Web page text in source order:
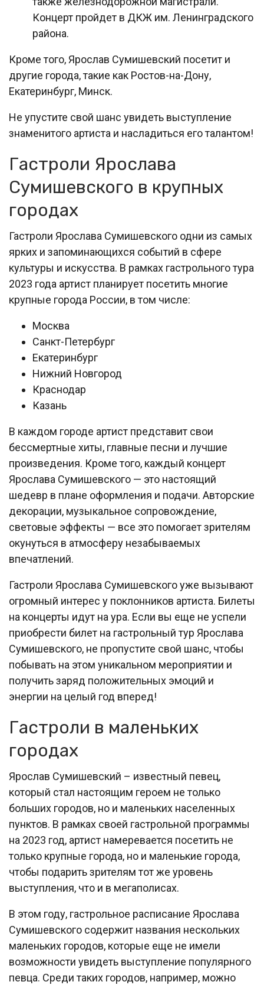
Концерт пройдет в ДКЖ им. Ленинградского
района.
Кроме того, Ярослав Сумишевский посетит и
другие города, такие как Ростов-на-Дону,
Екатеринбург, Минск.
Не упустите свой шанс увидеть выступление
знаменитого артиста и насладиться его талантом!
Гастроли Ярослава
Сумишевского в крупных
городах
Гастроли Ярослава Сумишевского одни из самых
ярких и запоминающихся событий в сфере
культуры и искусства. В рамках гастрольного тура
2023 года артист планирует посетить многие
крупные города России, в том числе:
Москва
Санкт-Петербург
Екатеринбург
Нижний Новгород
Краснодар
Казань
В каждом городе артист представит свои
бессмертные хиты, главные песни и лучшие
произведения. Кроме того, каждый концерт
Ярослава Сумишевского — это настоящий
шедевр в плане оформления и подачи. Авторские
декорации, музыкальное сопровождение,
световые эффекты — все это помогает зрителям
окунуться в атмосферу незабываемых
впечатлений.
Гастроли Ярослава Сумишевского уже вызывают
огромный интерес у поклонников артиста. Билеты
на концерты идут на ура. Если вы еще не успели
приобрести билет на гастрольный тур Ярослава
Сумишевского, не пропустите свой шанс, чтобы
побывать на этом уникальном мероприятии и
получить заряд положительных эмоций и
энергии на целый год вперед!
Гастроли в маленьких
городах
Ярослав Сумишевский – известный певец,
который стал настоящим героем не только
больших городов, но и маленьких населенных
пунктов. В рамках своей гастрольной программы
на 2023 год, артист намеревается посетить не
только крупные города, но и маленькие города,
чтобы подарить зрителям тот же уровень
выступления, что и в мегаполисах.
В этом году, гастрольное расписание Ярослава
Сумишевского содержит названия нескольких
маленьких городов, которые еще не имели
возможности увидеть выступление популярного
певца. Среди таких городов, например, можно